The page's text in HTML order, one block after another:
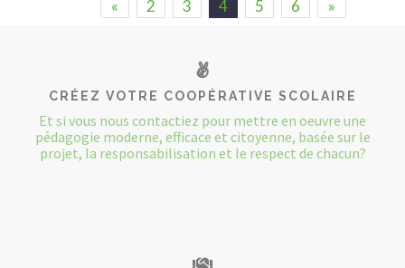
« 2 3 4 5 6 »
CRÉEZ VOTRE COOPÉRATIVE SCOLAIRE
Et si vous nous contactiez pour mettre en oeuvre une
pédagogie moderne, efficace et citoyenne, basée sur le
projet, la responsabilisation et le respect de chacun?